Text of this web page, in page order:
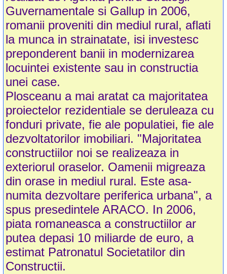
Guvernamentale si Gallup in 2006,
romanii proveniti din mediul rural, aflati
la munca in strainatate, isi investesc
preponderent banii in modernizarea
locuintei existente sau in constructia
unei case.
Plosceanu a mai aratat ca majoritatea
proiectelor rezidentiale se deruleaza cu
fonduri private, fie ale populatiei, fie ale
dezvoltatorilor imobiliari. "Majoritatea
constructiilor noi se realizeaza in
exteriorul oraselor. Oamenii migreaza
din orase in mediul rural. Este asa-
numita dezvoltare periferica urbana", a
spus presedintele ARACO. In 2006,
piata romaneasca a constructiilor ar
putea depasi 10 miliarde de euro, a
estimat Patronatul Societatilor din
Constructii.